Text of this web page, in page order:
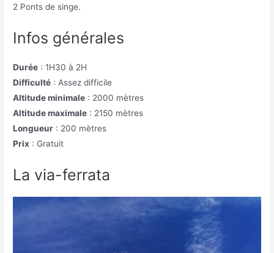
2 Ponts de singe.
Infos générales
Durée : 1H30 à 2H
Difficulté : Assez difficile
Altitude minimale : 2000 mètres
Altitude maximale : 2150 mètres
Longueur : 200 mètres
Prix : Gratuit
La via-ferrata